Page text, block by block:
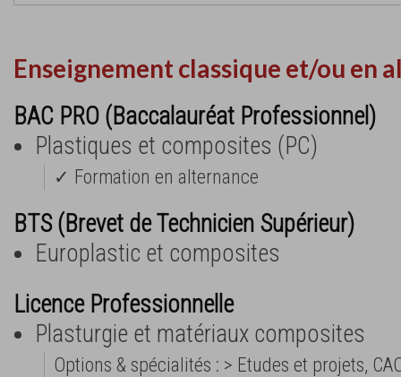
Enseignement classique et/ou en
BAC PRO (Baccalauréat Professionnel)
Plastiques et composites (PC)
✓ Formation en alternance
BTS (Brevet de Technicien Supérieur)
Europlastic et composites
Licence Professionnelle
Plasturgie et matériaux composites
Options & spécialités : > Etudes et projets,